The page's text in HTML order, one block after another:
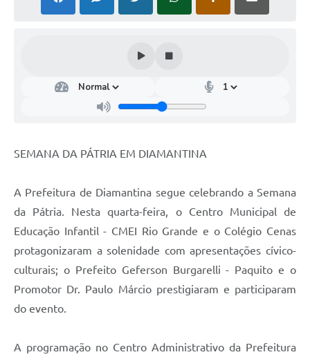
SEMANA DA PÁTRIA EM DIAMANTINA
A Prefeitura de Diamantina segue celebrando a Semana
da Pátria. Nesta quarta-feira, o Centro Municipal de
Educação Infantil - CMEI Rio Grande e o Colégio Cenas
protagonizaram a solenidade com apresentações cívico-
culturais; o Prefeito Geferson Burgarelli - Paquito e o
Promotor Dr. Paulo Márcio prestigiaram e participaram
do evento.
A programação no Centro Administrativo da Prefeitura